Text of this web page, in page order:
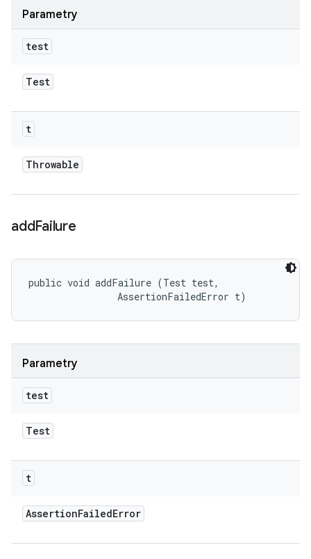
Parametry
test
Test
t
Throwable
addFailure
public void addFailure (Test test,
                AssertionFailedError t)
Parametry
test
Test
t
AssertionFailedError